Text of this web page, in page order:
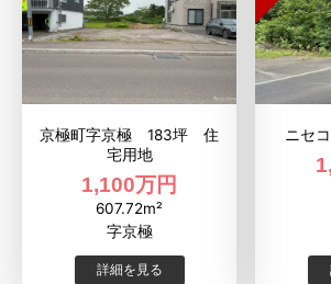
京極町字京極 183坪 住
宅用地
1,100万円
607.72m²
字京極
詳細を見る
ニセ